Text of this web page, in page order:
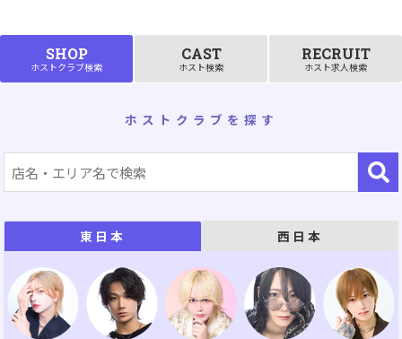
SHOP
ホストクラブ検索
ホストクラブを探す
東日本 西日本
CAST
ホスト検索
RECRUIT
ホスト求人検索